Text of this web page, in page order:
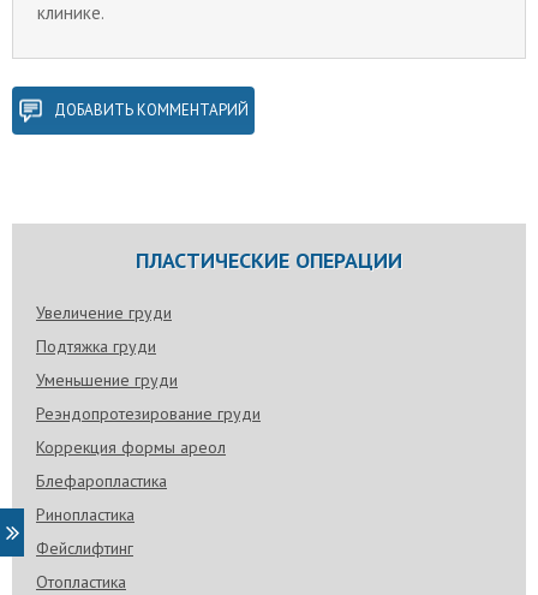
клинике.
ДОБАВИТЬ КОММЕНТАРИЙ
ПЛАСТИЧЕСКИЕ ОПЕРАЦИИ
Увеличение груди
Подтяжка груди
Уменьшение груди
Реэндопротезирование груди
Коррекция формы ареол
Блефаропластика
Ринопластика
Фейслифтинг
Отопластика